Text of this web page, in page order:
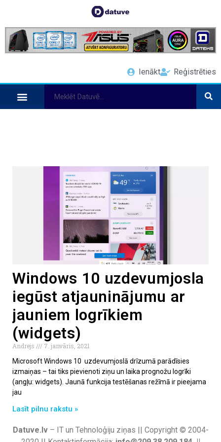
Ienākt Reģistrēties
Windows 10 uzdevumjosla
iegūst atjauninājumu ar
jauniem logrīkiem
(widgets)
Andrejs
7. janvāris, 2021
Microsoft Windows 10 uzdevumjoslā drīzumā parādīsies
izmaiņas – tai tiks pievienoti ziņu un laika prognožu logrīki
(angļu: widgets). Jaunā funkcija testēšanas režīmā ir pieejama
jau
Lasīt pilnu rakstu »
Datuve.lv– IT un Tehnoloģiju ziņas || Copyright © 2004-